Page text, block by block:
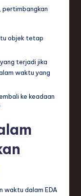
pertimbangkan
objek tetap
terjadi jika
waktu yang
ke keadaan
waktu dalam EDA